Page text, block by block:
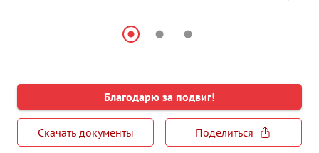
Благодарю за подвиг!
Скачать документы
Поделиться